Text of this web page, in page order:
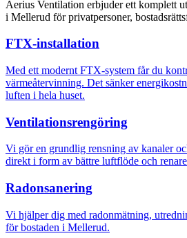
Aerius Ventilation erbjuder ett komplett
i Mellerud för privatpersoner,
FTX-installation
Med ett modernt FTX-system får du
värmeåtervinning. Det sänker
luften i hela huset.
Ventilationsrengöring
Vi gör en grundlig rensning av kanaler
direkt i form av bättre luftflöde och
Radonsanering
Vi hjälper dig med radonmätning,
för bostaden i Mellerud.